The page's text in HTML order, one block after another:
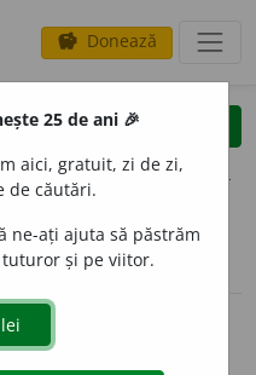
savings Donează
clear
opțiuni
25 de ani 🎉
aici, gratuit, zi de zi,
de căutări.
ne-ați ajuta să păstrăm
și pe viitor.